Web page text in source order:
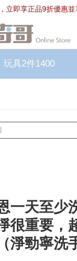
立即享正品9折優惠並
玩具2件1400
一天至少
很重要，
淨勁寧洗